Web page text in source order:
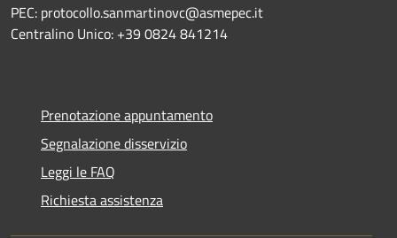
PEC: protocollo.sanmartinovc@asmepec.it
Centralino Unico: +39 0824 841214
Prenotazione appuntamento
Segnalazione disservizio
Leggi le FAQ
Richiesta assistenza